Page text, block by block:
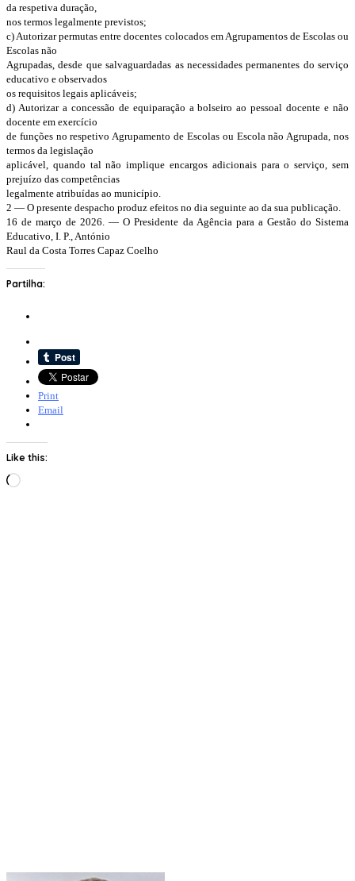
da respetiva duração,
nos termos legalmente previstos;
c) Autorizar permutas entre docentes colocados em Agrupamentos de Escolas ou
Escolas não
Agrupadas, desde que salvaguardadas as necessidades permanentes do serviço
educativo e observados
os requisitos legais aplicáveis;
d) Autorizar a concessão de equiparação a bolseiro ao pessoal docente e não
docente em exercício
de funções no respetivo Agrupamento de Escolas ou Escola não Agrupada, nos
termos da legislação
aplicável, quando tal não implique encargos adicionais para o serviço, sem
prejuízo das competências
legalmente atribuídas ao município.
2 — O presente despacho produz efeitos no dia seguinte ao da sua publicação.
16 de março de 2026. — O Presidente da Agência para a Gestão do Sistema
Educativo, I. P., António
Raul da Costa Torres Capaz Coelho
Partilha:
Print
Email
Like this:
Loading…